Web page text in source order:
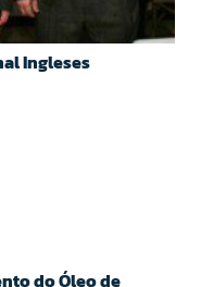
Ingleses
do Óleo de